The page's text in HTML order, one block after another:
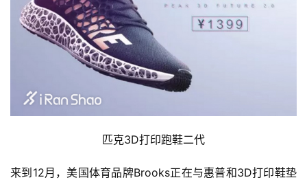
匹克3D打印跑鞋二代
来到12月，美国体育品牌Brooks正在与惠普和3D打印鞋垫